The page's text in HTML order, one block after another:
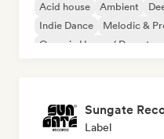
Acid house Ambient
Indie Dance
Melodic &
Organic House /
Sungate
Label